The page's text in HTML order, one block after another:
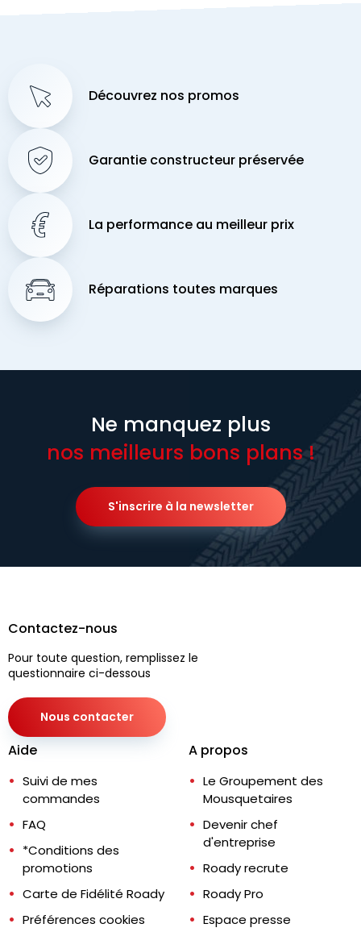
Découvrez nos promos
Garantie constructeur préservée
La performance au meilleur prix
Réparations toutes marques
Ne manquez plus
nos meilleurs bons plans !
S'inscrire à la newsletter
Contactez-nous
Pour toute question, remplissez le
questionnaire ci-dessous
Nous contacter
Aide
Suivi de mes
commandes
FAQ
*Conditions des
promotions
Carte de Fidélité Roady
Préférences cookies
A propos
Le Groupement des
Mousquetaires
Devenir chef
d'entreprise
Roady recrute
Roady Pro
Espace presse